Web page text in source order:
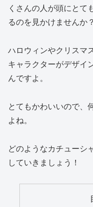
くさんの人が頭にとて
るのを見かけませんか？
ハロウィンやクリスマ
キャラクターがデザイ
んですよ。
とてもかわいいので、
よね。
どのようなカチューシ
していきましょう！